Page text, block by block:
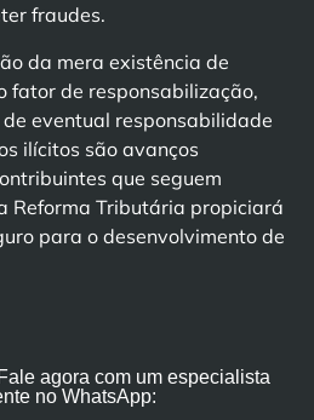
fraudes.
da mera existência de
fator de responsabilização,
eventual responsabilidade
ilícitos são avanços
que seguem
Reforma Tributária propiciará
para o desenvolvimento de
agora com um especialista
no WhatsApp: